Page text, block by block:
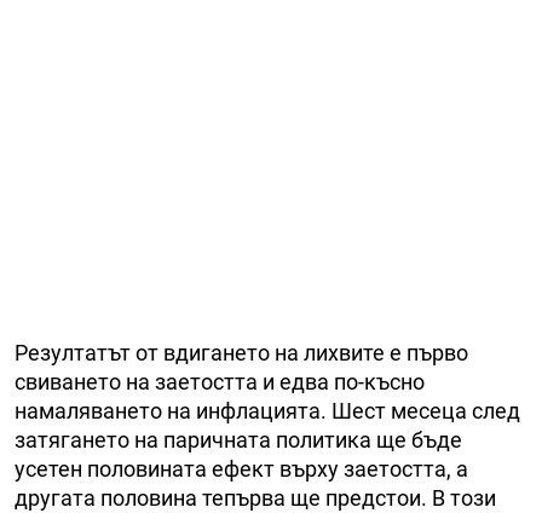
Резултатът от вдигането на лихвите е първо
свиването на заетостта и едва по-късно
намаляването на инфлацията. Шест месеца след
затягането на паричната политика ще бъде
усетен половината ефект върху заетостта, а
другата половина тепърва ще предстои. В този